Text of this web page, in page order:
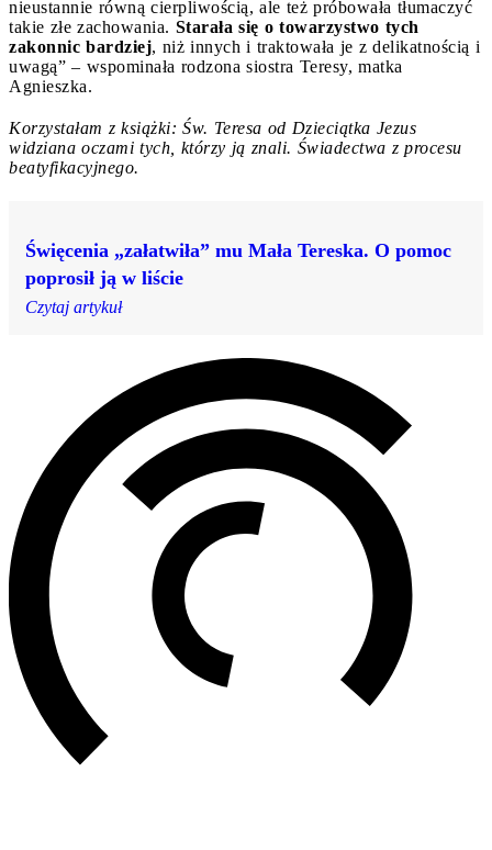
nieustannie równą cierpliwością, ale też próbowała tłumaczyć
takie złe zachowania. Starała się o towarzystwo tych
zakonnic bardziej, niż innych i traktowała je z delikatnością i
uwagą” – wspominała rodzona siostra Teresy, matka
Agnieszka.
Korzystałam z książki: Św. Teresa od Dzieciątka Jezus
widziana oczami tych, którzy ją znali. Świadectwa z procesu
beatyfikacyjnego.
Święcenia „załatwiła” mu Mała Tereska. O pomoc
poprosił ją w liście
Czytaj artykuł